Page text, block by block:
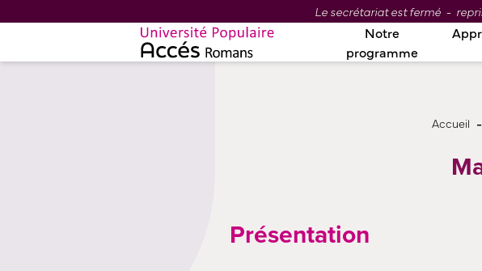
Le secrétariat est fermé -
Notre
programme
Accueil -
Présentation